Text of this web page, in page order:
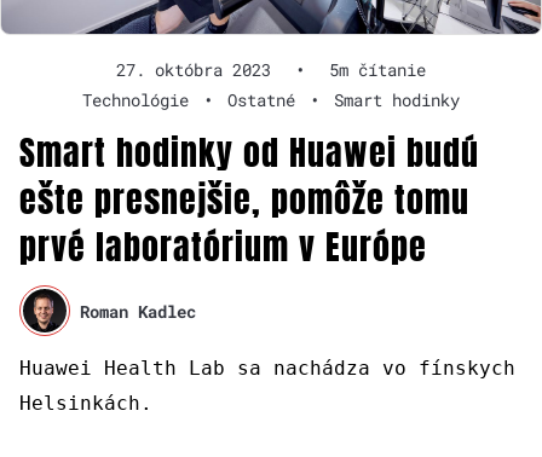
27. októbra 2023 •
5m čítanie
Technológie
• Ostatné • Smart hodinky
Smart hodinky od Huawei budú
ešte presnejšie, pomôže tomu
prvé laboratórium v Európe
Roman Kadlec
Huawei Health Lab sa nachádza vo fínskych
Helsinkách.